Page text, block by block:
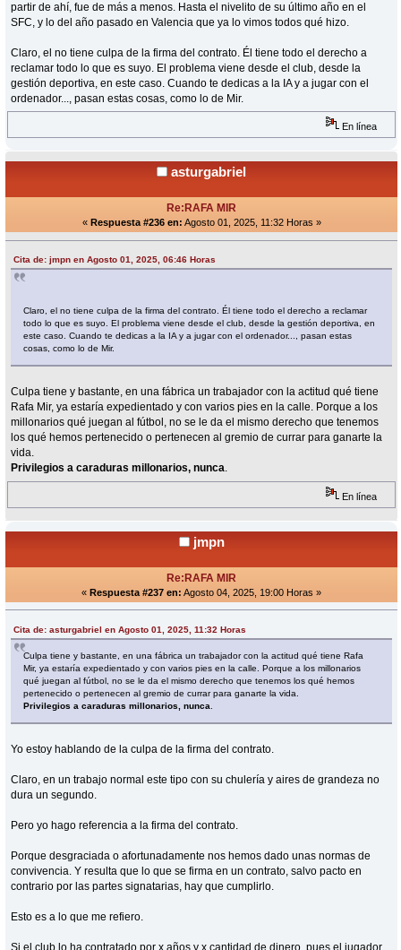
partir de ahí, fue de más a menos. Hasta el nivelito de su último año en el
SFC, y lo del año pasado en Valencia que ya lo vimos todos qué hizo.
Claro, el no tiene culpa de la firma del contrato. Él tiene todo el derecho a
reclamar todo lo que es suyo. El problema viene desde el club, desde la
gestión deportiva, en este caso. Cuando te dedicas a la IA y a jugar con el
ordenador..., pasan estas cosas, como lo de Mir.
En línea
asturgabriel
Re:RAFA MIR
« Respuesta #236 en: Agosto 01, 2025, 11:32 Horas »
Cita de: jmpn en Agosto 01, 2025, 06:46 Horas
Claro, el no tiene culpa de la firma del contrato. Él tiene todo el derecho a reclamar
todo lo que es suyo. El problema viene desde el club, desde la gestión deportiva, en
este caso. Cuando te dedicas a la IA y a jugar con el ordenador..., pasan estas
cosas, como lo de Mir.
Culpa tiene y bastante, en una fábrica un trabajador con la actitud qué tiene
Rafa Mir, ya estaría expedientado y con varios pies en la calle. Porque a los
millonarios qué juegan al fútbol, no se le da el mismo derecho que tenemos
los qué hemos pertenecido o pertenecen al gremio de currar para ganarte la
vida.
Privilegios a caraduras millonarios, nunca.
En línea
jmpn
Re:RAFA MIR
« Respuesta #237 en: Agosto 04, 2025, 19:00 Horas »
Cita de: asturgabriel en Agosto 01, 2025, 11:32 Horas
Culpa tiene y bastante, en una fábrica un trabajador con la actitud qué tiene Rafa
Mir, ya estaría expedientado y con varios pies en la calle. Porque a los millonarios
qué juegan al fútbol, no se le da el mismo derecho que tenemos los qué hemos
pertenecido o pertenecen al gremio de currar para ganarte la vida.
Privilegios a caraduras millonarios, nunca
Yo estoy hablando de la culpa de la firma del contrato.
Claro, en un trabajo normal este tipo con su chulería y aires de grandeza no
dura un segundo.
Pero yo hago referencia a la firma del contrato.
Porque desgraciada o afortunadamente nos hemos dado unas normas de
convivencia. Y resulta que lo que se firma en un contrato, salvo pacto en
contrario por las partes signatarias, hay que cumplirlo.
Esto es a lo que me refiero.
Si el club lo ha contratado por x años y x cantidad de dinero, pues el jugador